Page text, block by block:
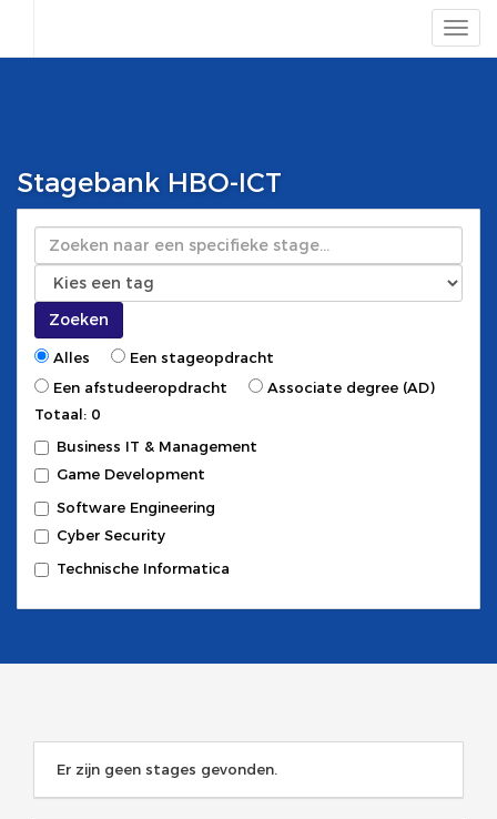
Stagebank HBO-ICT
Zoeken
Zoeken
Alles
Een stageopdracht
Een afstudeeropdracht
Associate degree (AD)
Totaal: 0
Business IT & Management
Game Development
Software Engineering
Cyber Security
Technische Informatica
Er zijn geen stages gevonden.